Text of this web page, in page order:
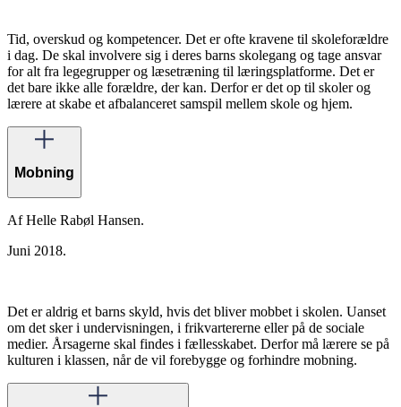
Tid, overskud og kompetencer. Det er ofte kravene til skoleforældre
i dag. De skal involvere sig i deres barns skolegang og tage ansvar
for alt fra legegrupper og læsetræning til læringsplatforme. Det er
det bare ikke alle forældre, der kan. Derfor er det op til skoler og
lærere at skabe et afbalanceret samspil mellem skole og hjem.
Mobning
Af Helle Rabøl Hansen.
Juni 2018.
Det er aldrig et barns skyld, hvis det bliver mobbet i skolen. Uanset
om det sker i undervisningen, i frikvartererne eller på de sociale
medier. Årsagerne skal findes i fællesskabet. Derfor må lærere se på
kulturen i klassen, når de vil forebygge og forhindre mobning.